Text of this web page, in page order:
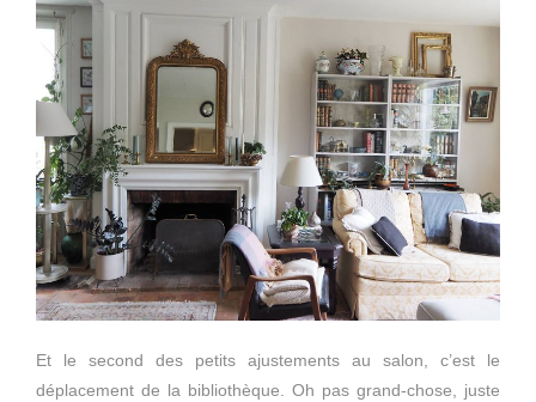
Et le second des petits ajustements au salon, c’est le
déplacement de la bibliothèque. Oh pas grand-chose, juste